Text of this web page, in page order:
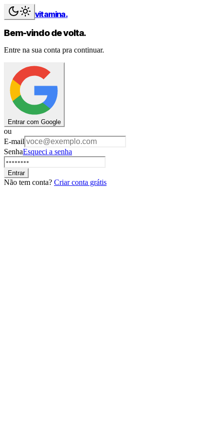
vitamina.
Bem-vindo de volta.
Entre na sua conta pra continuar.
Entrar com Google
ou
E-mail
SenhaEsqueci a senha
Entrar
Não tem conta? Criar conta grátis